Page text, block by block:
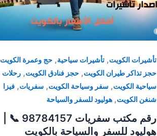
تأشيرات الكويت, تأشيرات سياحية, حج وعمرة الكويت
حجز تذاكر طيران الكويت, حجز فنادق الكويت, رحلات
سياحية الكويت, سفر وسياحة الكويت, سفريات, فيزا
شنغن الكويت, هوليود للسفر والسياحة
رقم مكتب سفريات 98784157 📞 |
هوليود للسفر والسياحة بالكويت